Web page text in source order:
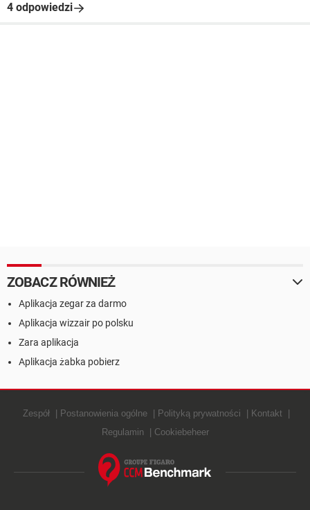
4 odpowiedzi
ZOBACZ RÓWNIEŻ
Aplikacja zegar za darmo
Aplikacja wizzair po polsku
Zara aplikacja
Aplikacja żabka pobierz
Zespół Postanowienia ogólne Polityką prywatności
Kontakt
Regulamin
Cookiebeheer